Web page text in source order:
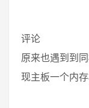
评论
原来也遇到到
现主板一个内